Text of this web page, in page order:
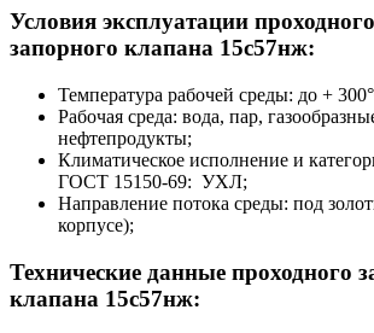
Условия эксплуатации проходного
запорного клапана 15с57нж:
Температура рабочей среды: до +
Рабочая среда: вода, пар,
нефтепродукты;
Климатическое исполнение и
ГОСТ 15150-69: УХЛ;
Направление потока среды: под
корпусе);
Технические данные проходного
клапана 15с57нж: